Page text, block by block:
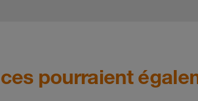
pourraient